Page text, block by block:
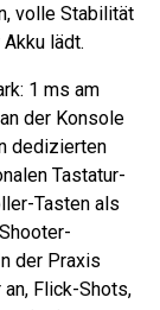
volle Stabilität
lädt.
1 ms am
der Konsole
dedizierten
Tastatur-
Tasten als
der Praxis
Flick-Shots,